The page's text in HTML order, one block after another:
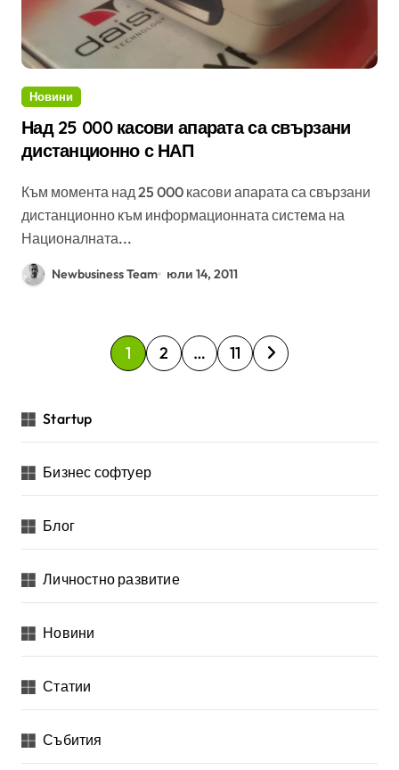
Новини
Над 25 000 касови апарата са свързани
дистанционно с НАП
Към момента над 25 000 касови апарата са свързани
дистанционно към информационната система на
Националната...
Newbusiness Team юли 14, 2011
Р
а
д
е
л
н
е
у
л
1 2 … 11
Startup
Бизнес софтуер
Блог
Личностно развитие
Новини
Статии
Събития